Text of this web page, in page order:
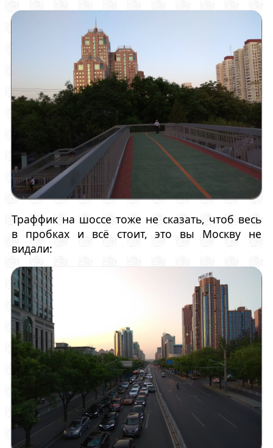
Траффик на шоссе тоже не сказать, чтоб весь
в пробках и всё стоит, это вы Москву не
видали: